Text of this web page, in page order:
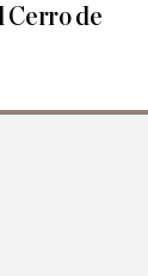
Cerro de